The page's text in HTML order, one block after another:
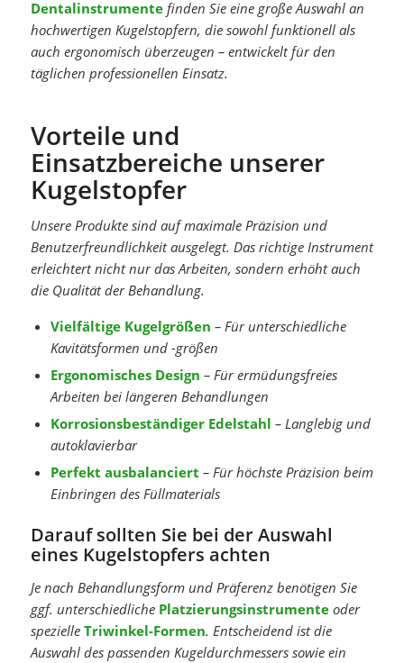
Dentalinstrumentefinden Sie eine große Auswahl an
hochwertigen Kugelstopfern, die sowohl funktionell als
auch ergonomisch überzeugen – entwickelt für den
täglichen professionellen Einsatz.
Vorteile und
Einsatzbereiche unserer
Kugelstopfer
Unsere Produkte sind auf maximale Präzision und
Benutzerfreundlichkeit ausgelegt. Das richtige Instrument
erleichtert nicht nur das Arbeiten, sondern erhöht auch
die Qualität der Behandlung.
Vielfältige Kugelgrößen – Für unterschiedliche
Kavitätsformen und -größen
Ergonomisches Design – Für ermüdungsfreies
Arbeiten bei längeren Behandlungen
Korrosionsbeständiger Edelstahl – Langlebig und
autoklavierbar
Perfekt ausbalanciert – Für höchste Präzision beim
Einbringen des Füllmaterials
Darauf sollten Sie bei der Auswahl
eines Kugelstopfers achten
Je nach Behandlungsform und Präferenz benötigen Sie
ggf. unterschiedliche Platzierungsinstrumenteoder
spezielle Triwinkel-Formen. Entscheidend ist die
Auswahl des passenden Kugeldurchmessers sowie ein